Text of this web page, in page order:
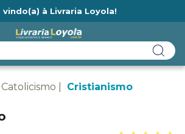
vindo(a) à Livraria Loyola!
Catolicismo Cristianismo